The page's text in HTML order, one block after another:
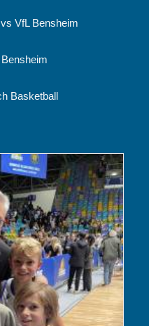
VfL Bensheim
Basketball